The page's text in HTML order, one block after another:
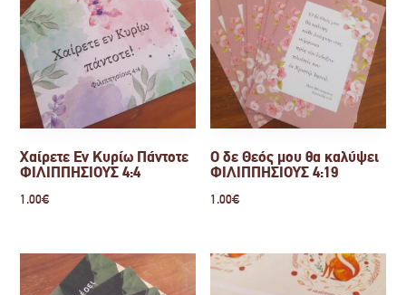
Χαίρετε Εν Κυρίω Πάντοτε
ΦΙΛΙΠΠΗΣΙΟΥΣ 4:4
1.00€
Ο δε Θεός μου θα καλύψει
ΦΙΛΙΠΠΗΣΙΟΥΣ 4:19
1.00€